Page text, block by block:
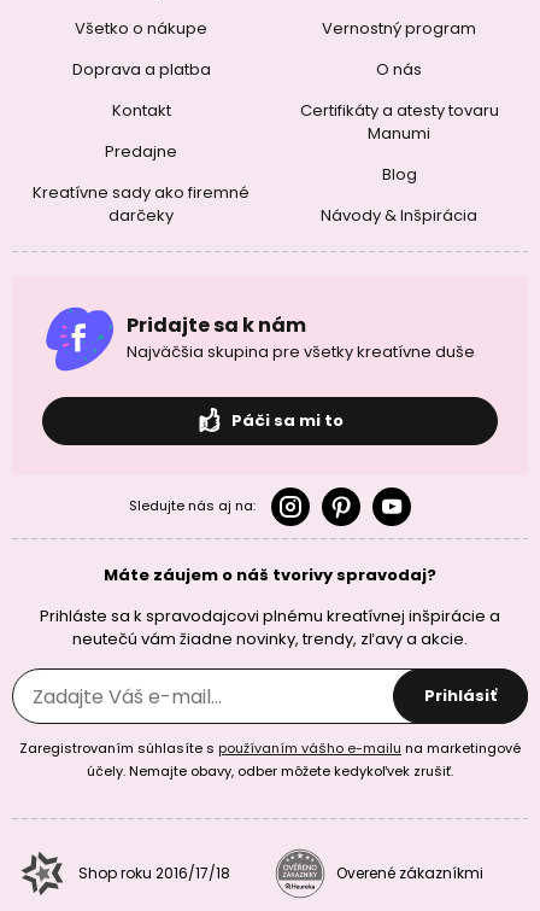
Všetko o nákupe
Doprava a platba
Kontakt
Predajne
Kreatívne sady ako firemné
darčeky
Vernostný program
O nás
Certifikáty a atesty tovaru
Manumi
Blog
Návody & Inšpirácia
Pridajte sa k nám
Najväčšia skupina pre všetky kreatívne duše
Páči sa mi to
Sledujte nás aj na:
Máte záujem o náš tvorivy spravodaj?
Prihláste sa k spravodajcovi plnému kreatívnej inšpirácie a
neutečú vám žiadne novinky, trendy, zľavy a akcie.
Prihlásiť
Zaregistrovaním súhlasíte s používaním vášho e-mailu na marketingové
účely. Nemajte obavy, odber môžete kedykoľvek zrušiť.
Shop roku 2016/17/18 Overené zákazníkmi